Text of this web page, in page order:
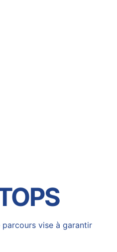
parcours vise à garantir